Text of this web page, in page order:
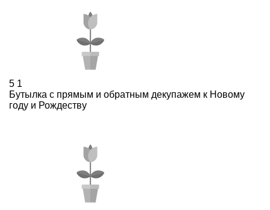
5 1
Бутылка с прямым и обратным декупажем к Новому
году и Рождеству